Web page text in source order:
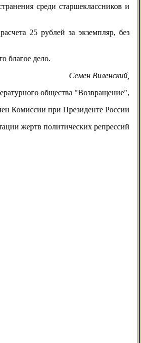
среди старшеклассников и
25 рублей за экземпляр, без
благое дело.
Семен Виленский,
общества "Возвращение",
Комиссии при Президенте России
жертв политических репрессий